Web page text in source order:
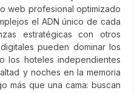
web profesional optimizado
el ADN único de cada
estratégicas con otros
pueden dominar los
los hoteles independientes
y noches en la memoria
más que una cama: buscan